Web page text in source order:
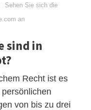
Sehen Sie sich die
an
sind in
Recht ist es
von bis zu drei